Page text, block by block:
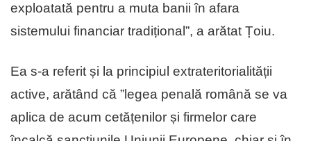
exploatată pentru a muta banii în afara
sistemului financiar tradițional”, a arătat Țoiu.
Ea s-a referit și la principiul extrateritorialității
active, arătând că ”legea penală română se va
aplica de acum cetățenilor și firmelor care